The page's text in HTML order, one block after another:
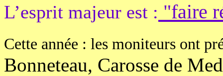
L’esprit majeur est : "faire
Cette année : les moniteurs ont
Bonneteau, Carosse de